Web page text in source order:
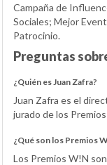
Campaña de
Sociales; Mejor
Patrocinio.
Preguntas
¿Quién es Juan Zafra?
Juan Zafra es el
jurado de los
¿Qué son los Premios
Los Premios W!N